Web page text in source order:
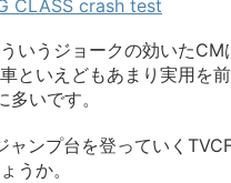
CLASS crash test
いうジョークの効いたCM
といえどもあまり実用を
いです。
ンプ台を登っていく
うか。